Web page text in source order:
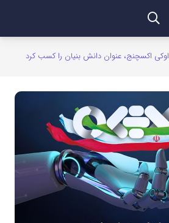
اوکی اکسچنج، عنوان دانش بنیان را کسب کرد